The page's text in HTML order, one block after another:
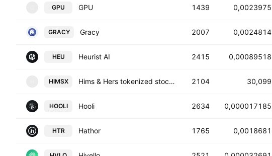
GPU GPU 1439 0,0023975
GRACY Gracy 2007 0,0024814
HEU Heurist AI 2415 0,00089518
HIMSX Hims & Hers tokenized stock (xStock) 2104 30,099
HOOLI Hooli 2634 0,000017185
HTR Hathor 1765 0,0018681